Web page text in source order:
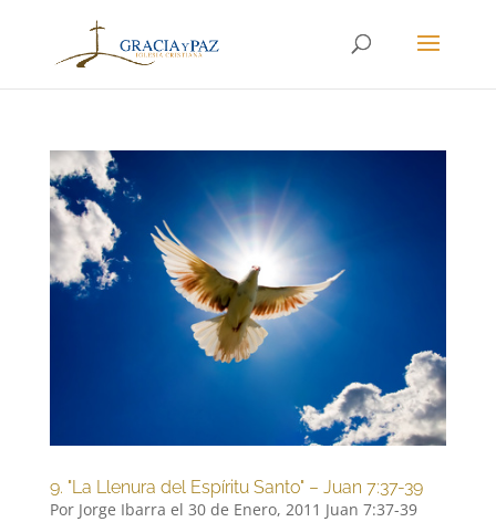
9. "La Llenura del Espíritu Santo" – Juan 7:37-39
Por Jorge Ibarra el 30 de Enero, 2011 Juan 7:37-39